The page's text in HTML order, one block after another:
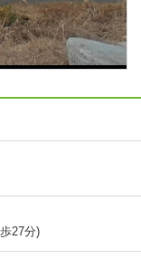
27分)